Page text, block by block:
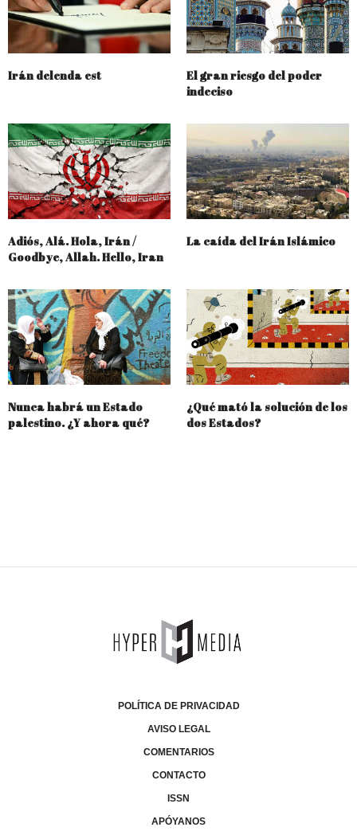
Irán delenda est
El gran riesgo del poder
indeciso
Adiós, Alá. Hola, Irán /
Goodbye, Allah. Hello, Iran
La caída del Irán Islámico
Nunca habrá un Estado
palestino. ¿Y ahora qué?
¿Qué mató la solución de los
dos Estados?
POLÍTICA DE PRIVACIDAD
AVISO LEGAL
COMENTARIOS
CONTACTO
ISSN
APÓYANOS